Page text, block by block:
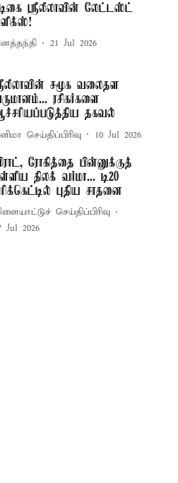
ஸ்ரீலீலாவின் லேட்டஸ்ட்
21 Jul 2026
சமூக வலைதள
ரசிகர்களை
தகவல்
செய்திப்பிரிவு 10 Jul 2026
ரோகித்தை பின்னுக்குத்
திலக் வர்மா... டி20
புதிய சாதனை
செய்திப்பிரிவு
Jul 2026